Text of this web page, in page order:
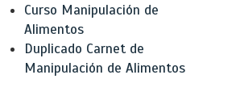
Curso Manipulación de
Alimentos
Duplicado Carnet de
Manipulación de Alimentos